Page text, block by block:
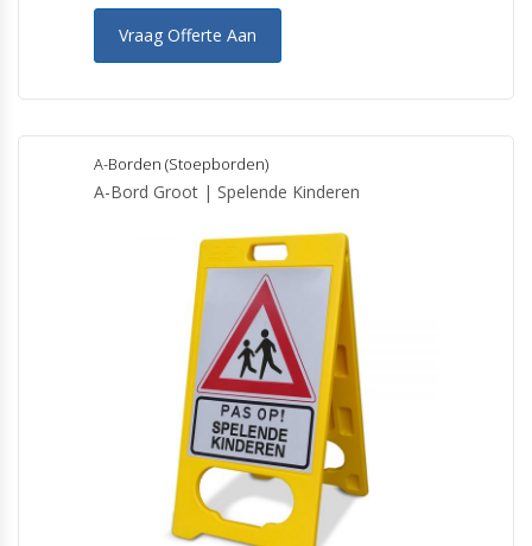
Vraag Offerte Aan
A-Borden (Stoepborden)
A-Bord Groot | Spelende Kinderen